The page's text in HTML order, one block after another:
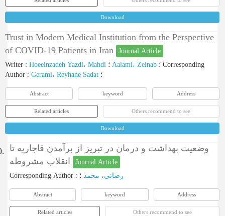
Download
Trust in Modern Medical Institution from the Perspective
of COVID-19 Patients in Iran
Journal Article
Writer : Hoeeinzadeh Yazdi، Mahdi Aalami، Zeinab
Corresponding
Author : Gerami، Reyhane Sadat ؛
Abstract keyword Address
Related articles Others recommend to see
Download
وضعیت بهداشت و درمان در تبریز از برآمدن قاجاریه تا
Journal Article
Corresponding Author : رضائی، محمد ؛
Abstract keyword Address
Related articles Others recommend to see